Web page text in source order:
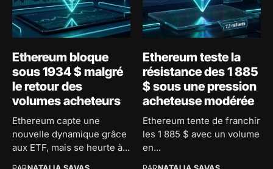
Ethereum bloque
sous 1934 $ malgré
le retour des
volumes acheteurs
Ethereum capte une
nouvelle dynamique grâce
aux ETF, mais se heurte à...
Ethereum teste la
résistance des 1 885
$ sous une pression
acheteuse modérée
Ethereum tente de franchir
les 1 885 $ avec un volume
en...